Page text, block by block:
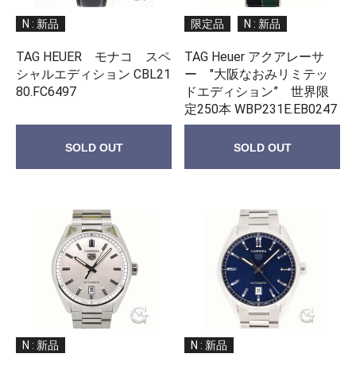
N : 新品
TAG HEUER モナコ スペ
シャルエディション CBL21
80.FC6497
SOLD OUT
限定品 N : 新品
TAG Heuer アクアレーサ
ー "大阪なおみリミテッ
ドエディション” 世界限
定250本 WBP231E.EB0247
SOLD OUT
N : 新品 N : 新品